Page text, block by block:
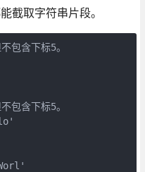
截取字符串片段。
包含下标5。
包含下标5。